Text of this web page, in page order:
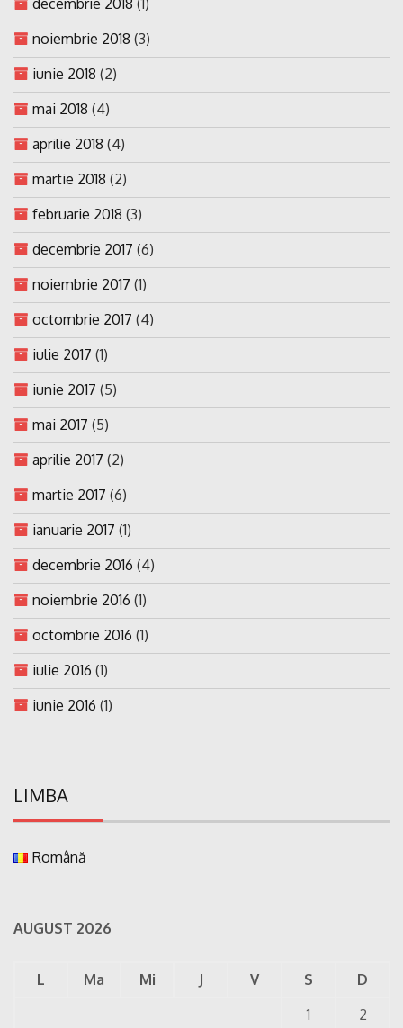
noiembrie 2018 (3)
iunie 2018 (2)
mai 2018 (4)
aprilie 2018 (4)
martie 2018 (2)
februarie 2018 (3)
decembrie 2017 (6)
noiembrie 2017 (1)
octombrie 2017 (4)
iulie 2017 (1)
iunie 2017 (5)
mai 2017 (5)
aprilie 2017 (2)
martie 2017 (6)
ianuarie 2017 (1)
decembrie 2016 (4)
noiembrie 2016 (1)
octombrie 2016 (1)
iulie 2016 (1)
iunie 2016 (1)
LIMBA
Română
AUGUST 2026
L Ma Mi J V S
D
1
2